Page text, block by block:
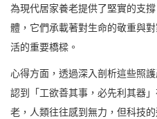
為現代居家養老提供了堅實的支
體，它們承載著對生命的敬重與
活的重要橋樑。
心得方面，透過深入剖析這些照
認到「工欲善其事，必先利其器
老，人類往往感到無力，但科技